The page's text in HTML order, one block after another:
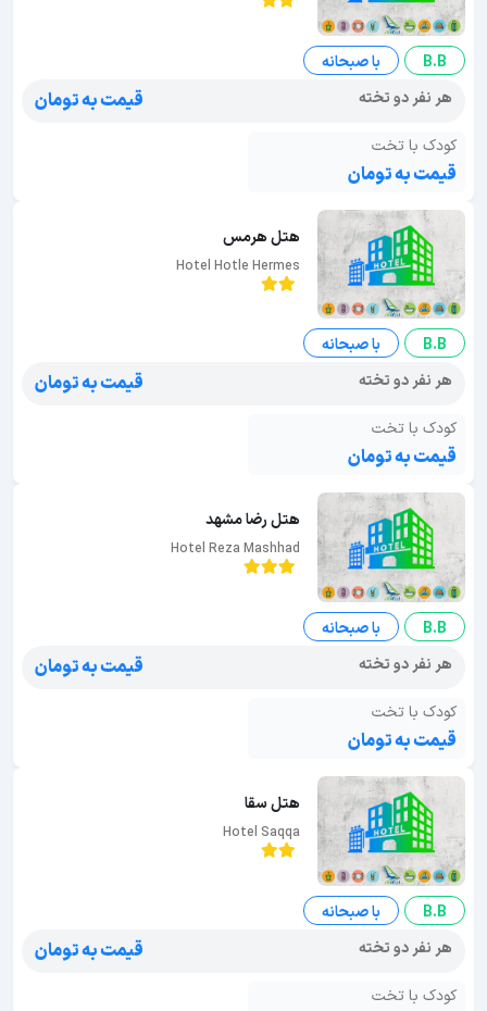
B.B
با صبحانه
هر نفر دو تخته
قیمت به تومان
کودک با تخت
قیمت به تومان
هتل هرمس
Hotel Hotle Hermes
B.B
با صبحانه
هر نفر دو تخته
قیمت به تومان
کودک با تخت
قیمت به تومان
هتل رضا مشهد
Hotel Reza Mashhad
B.B
با صبحانه
هر نفر دو تخته
قیمت به تومان
کودک با تخت
قیمت به تومان
هتل سقا
Hotel Saqqa
B.B
با صبحانه
هر نفر دو تخته
قیمت به تومان
کودک با تخت